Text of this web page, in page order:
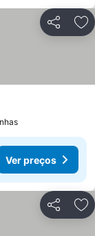
Partilhar
Ver preços
Partilhar